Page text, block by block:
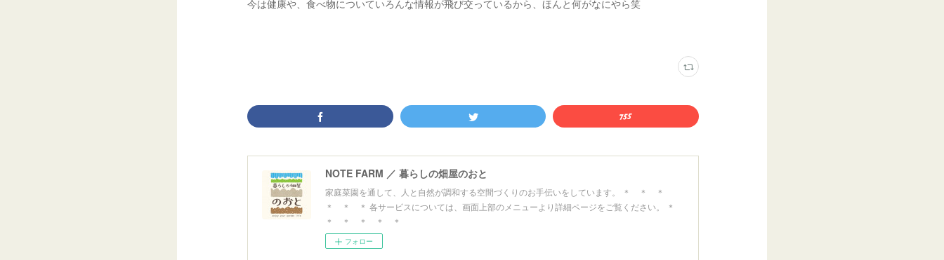
今は健康や、食べ物についていろんな情報が飛び交っているから、ほんと何がなにやら笑
NOTE FARM ／ 暮らしの畑屋のおと
家庭菜園を通して、人と自然が調和する空間づくりのお手伝いをしています。 ＊ ＊ ＊
＊ ＊ ＊ 各サービスについては、画面上部のメニューより詳細ページをご覧ください。 ＊
＊ ＊ ＊ ＊ ＊
フォロー